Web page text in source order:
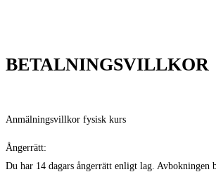
BETALNINGSVILLKOR
Anmälningsvillkor fysisk kurs
Ångerrätt:
Du har 14 dagars ångerrätt enligt lag. Avbokningen